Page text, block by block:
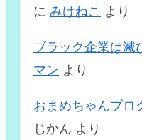
に みけねこ より
ブラック企業は滅
マン より
おまめちゃんブロ
じかん より